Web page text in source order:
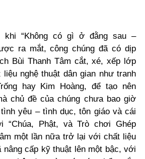
khi “Không có gì ở đằng sau –
ra mắt, công chúng đã có dịp
Bùi Thanh Tâm cắt, xé, xếp lớp
nghệ thuật dân gian như tranh
hay Kim Hoàng, để tạo nên
chủ đề của chúng chưa bao giờ
yêu – tình dục, tôn giáo và cái
“Chúa, Phật, và Trò chơi Ghép
một lần nữa trở lại với chất liệu
nâng cấp kỹ thuật lên một bậc, với